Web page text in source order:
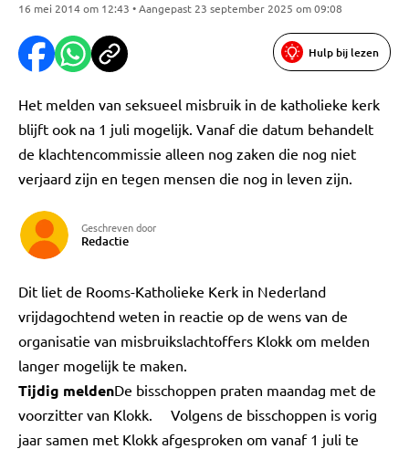
16 mei 2014 om 12:43 • Aangepast 23 september 2025 om 09:08
Hulp bij lezen
Het melden van seksueel misbruik in de katholieke kerk
blijft ook na 1 juli mogelijk. Vanaf die datum behandelt
de klachtencommissie alleen nog zaken die nog niet
verjaard zijn en tegen mensen die nog in leven zijn.
Geschreven door
Redactie
Dit liet de Rooms-Katholieke Kerk in Nederland
vrijdagochtend weten in reactie op de wens van de
organisatie van misbruikslachtoffers Klokk om melden
langer mogelijk te maken.
Tijdig meldenDe bisschoppen praten maandag met de
voorzitter van Klokk. Volgens de bisschoppen is vorig
jaar samen met Klokk afgesproken om vanaf 1 juli te